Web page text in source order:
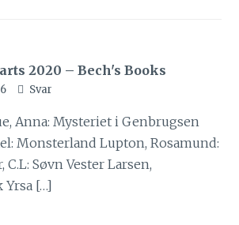
2020 – Bech's Books
Svar
Anna: Mysteriet i Genbrugsen
Monsterland Lupton, Rosamund:
Søvn Vester Larsen,
Yrsa […]